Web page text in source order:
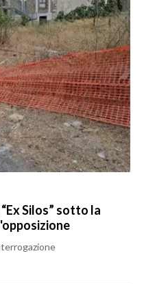
Silos” sotto la